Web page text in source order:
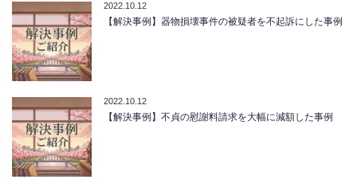
2022.10.12
【解決事例】器物損壊事件の被疑者を不起訴にした事例
2022.10.12
【解決事例】不貞の慰謝料請求を大幅に減額した事例